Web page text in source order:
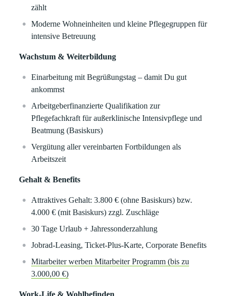
zählt
Moderne Wohneinheiten und kleine Pflegegruppen für
intensive Betreuung
Wachstum & Weiterbildung
Einarbeitung mit Begrüßungstag – damit Du gut
ankommst
Arbeitgeberfinanzierte Qualifikation zur
Pflegefachkraft für außerklinische Intensivpflege und
Beatmung (Basiskurs)
Vergütung aller vereinbarten Fortbildungen als
Arbeitszeit
Gehalt & Benefits
Attraktives Gehalt: 3.800 € (ohne Basiskurs) bzw.
4.000 € (mit Basiskurs) zzgl. Zuschläge
30 Tage Urlaub + Jahressonderzahlung
Jobrad-Leasing, Ticket-Plus-Karte, Corporate Benefits
Mitarbeiter werben Mitarbeiter Programm (bis zu
3.000,00 €)
Work-Life & Wohlbefinden